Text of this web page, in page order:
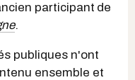
participant de
.
publiques n'ont
ensemble et